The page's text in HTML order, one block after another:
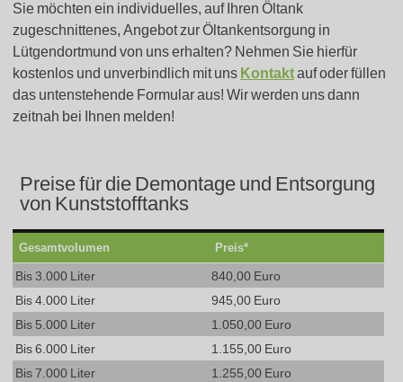
Sie möchten ein individuelles, auf Ihren Öltank
zugeschnittenes, Angebot zur Öltankentsorgung in
Lütgendortmund von uns erhalten? Nehmen Sie hierfür
kostenlos und unverbindlich mit uns Kontaktauf oder füllen
das untenstehende Formular aus! Wir werden uns dann
zeitnah bei Ihnen melden!
Preise für die Demontage und Entsorgung
von Kunststofftanks
Gesamtvolumen Preis*
Bis 3.000 Liter
840,00 Euro
Bis 4.000 Liter
945,00 Euro
Bis 5.000 Liter
1.050,00 Euro
Bis 6.000 Liter
1.155,00 Euro
Bis 7.000 Liter
1.255,00 Euro